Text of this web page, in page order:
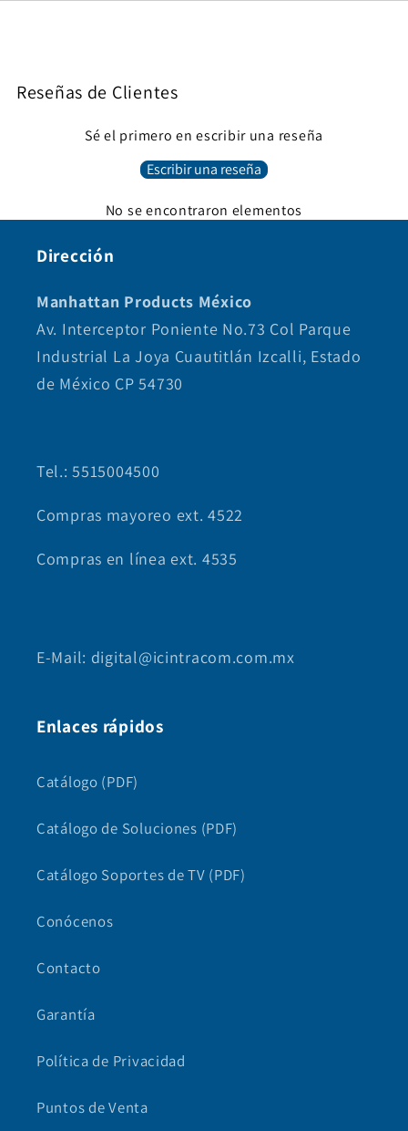
Reseñas de Clientes
Sé el primero en escribir una reseña
Escribir una reseña
No se encontraron elementos
Dirección
Manhattan Products México
Av. Interceptor Poniente No.73 Col Parque
Industrial La Joya Cuautitlán Izcalli, Estado
de México CP 54730
Tel.: 5515004500
Compras mayoreo ext. 4522
Compras en línea ext. 4535
E-Mail: digital@icintracom.com.mx
Enlaces rápidos
Catálogo (PDF)
Catálogo de Soluciones (PDF)
Catálogo Soportes de TV (PDF)
Conócenos
Contacto
Garantía
Política de Privacidad
Puntos de Venta